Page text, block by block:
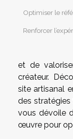
Optimiser le
Renforcer
et de
créateur.
site artisanal
des stratégies
vous dévoile
œuvre pour